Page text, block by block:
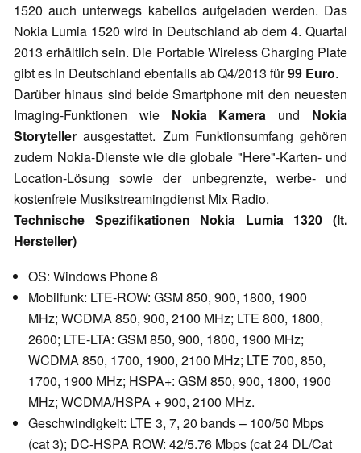
1520 auch unterwegs kabellos aufgeladen werden. Das
Nokia Lumia 1520 wird in Deutschland ab dem 4. Quartal
2013 erhältlich sein. Die Portable Wireless Charging Plate
gibt es in Deutschland ebenfalls ab Q4/2013 für99 Euro.
Darüber hinaus sind beide Smartphone mit den neuesten
Imaging-Funktionen wie Nokia Kamera und Nokia
Storyteller ausgestattet. Zum Funktionsumfang gehören
zudem Nokia-Dienste wie die globale "Here"-Karten- und
Location-Lösung sowie der unbegrenzte, werbe- und
kostenfreie Musikstreamingdienst Mix Radio.
Technische Spezifikationen Nokia Lumia 1320 (lt.
Hersteller)
OS: Windows Phone 8
Mobilfunk: LTE-ROW: GSM 850, 900, 1800, 1900
MHz; WCDMA 850, 900, 2100 MHz; LTE 800, 1800,
2600; LTE-LTA: GSM 850, 900, 1800, 1900 MHz;
WCDMA 850, 1700, 1900, 2100 MHz; LTE 700, 850,
1700, 1900 MHz; HSPA+: GSM 850, 900, 1800, 1900
MHz; WCDMA/HSPA + 900, 2100 MHz.
Geschwindigkeit: LTE 3, 7, 20 bands – 100/50 Mbps
(cat 3); DC-HSPA ROW: 42/5.76 Mbps (cat 24 DL/Cat